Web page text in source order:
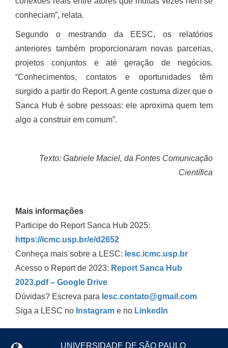
conheciam”, relata.
Segundo o mestrando da EESC, os relatórios
anteriores também proporcionaram novas parcerias,
projetos conjuntos e até geração de negócios.
“Conhecimentos, contatos e oportunidades têm
surgido a partir do Report. A gente costuma dizer que o
Sanca Hub é sobre pessoas: ele aproxima quem tem
algo a construir em comum”.
Texto: Gabriele Maciel, da Fontes Comunicação
Científica
Mais informações
Participe do Report Sanca Hub 2025:
https://icmc.usp.br/e/d2652
Conheça mais sobre a LESC: lesc.icmc.usp.br
Acesso o Report de 2023: Report Sanca Hub
2023.pdf – Google Drive
Dúvidas? Escreva para lesc.contato@gmail.com
Siga a LESC no Instagram e no Linkedln
UNIVERSIDADE DE SÃO PAULO